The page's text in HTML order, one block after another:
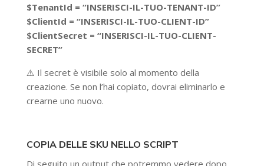
$TenantId = “INSERISCI-IL-TUO-TENANT-ID”
$ClientId = “INSERISCI-IL-TUO-CLIENT-ID”
$ClientSecret = “INSERISCI-IL-TUO-CLIENT-
SECRET”
⚠️ Il secret è visibile solo al momento della
creazione. Se non l’hai copiato, dovrai eliminarlo e
crearne uno nuovo.
COPIA DELLE SKU NELLO SCRIPT